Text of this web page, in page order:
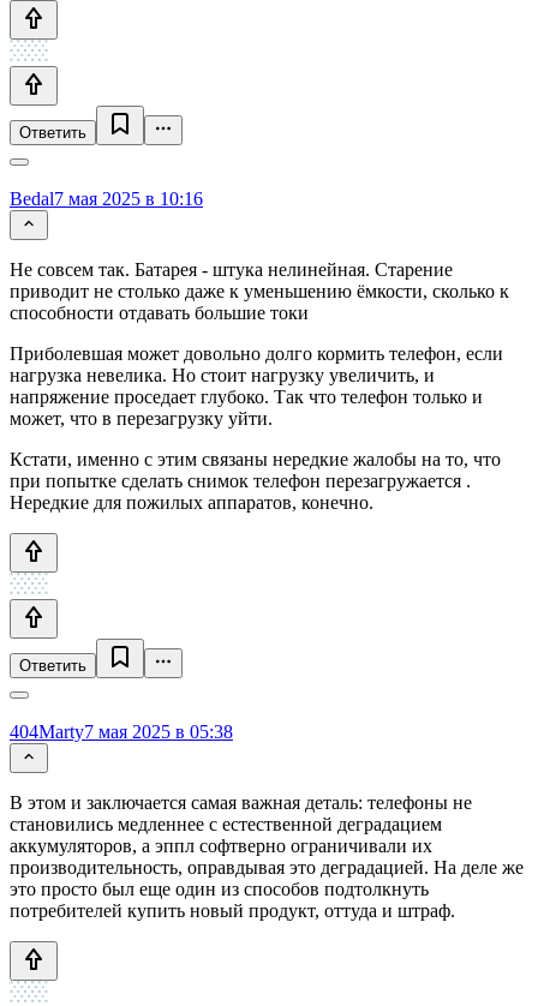
Ответить
Bedal7 мая 2025 в 10:16
Не совсем так. Батарея - штука нелинейная. Старение
приводит не столько даже к уменьшению ёмкости, сколько к
способности отдавать большие токи
Приболевшая может довольно долго кормить телефон, если
нагрузка невелика. Но стоит нагрузку увеличить, и
напряжение проседает глубоко. Так что телефон только и
может, что в перезагрузку уйти.
Кстати, именно с этим связаны нередкие жалобы на то, что
при попытке сделать снимок телефон перезагружается .
Нередкие для пожилых аппаратов, конечно.
Ответить
404Marty7 мая 2025 в 05:38
В этом и заключается самая важная деталь: телефоны не
становились медленнее с естественной деградацием
аккумуляторов, а эппл софтверно ограничивали их
производительность, оправдывая это деградацией. На деле же
это просто был еще один из способов подтолкнуть
потребителей купить новый продукт, оттуда и штраф.